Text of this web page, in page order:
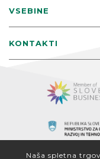
VSEBINE
KONTAKTI
Naša spletna